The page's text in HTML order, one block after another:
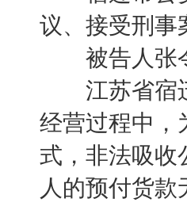
议、接受刑事
被告人张令
江苏省宿迁
经营过程中，
式，非法吸
人的预付货